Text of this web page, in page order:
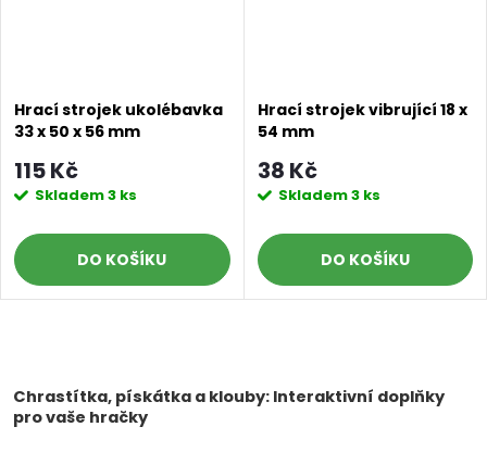
Hrací strojek ukolébavka
33 x 50 x 56 mm
115 Kč
Skladem3 ks
DO KOŠÍKU
Hrací strojek vibrující 18 x
54 mm
38 Kč
Skladem3 ks
DO KOŠÍKU
v
Chrastítka, pískátka a klouby: Interaktivní doplňky
pro vaše hračky